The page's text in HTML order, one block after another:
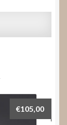
€105,00